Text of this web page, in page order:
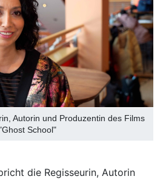
Autorin und Produzentin des Films
School"
die Regisseurin, Autorin